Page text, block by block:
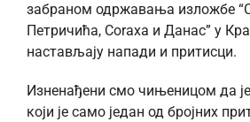
забраном одржавања изложбе
Петричића, Coraxa и Данас” у
настављају напади и притисци.
Изненађени смо чињеницом да
који је само један од бројних